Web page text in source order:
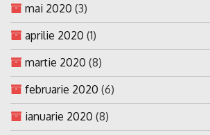
mai 2020 (3)
aprilie 2020 (1)
martie 2020 (8)
februarie 2020 (6)
ianuarie 2020 (8)